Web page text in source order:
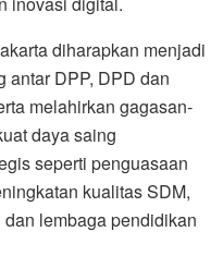
diharapkan menjadi
antar DPP, DPD dan
melahirkan gagasan-
daya saing
seperti penguasaan
kualitas SDM,
lembaga pendidikan